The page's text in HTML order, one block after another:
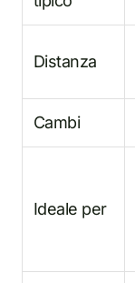
Distanza
Cambi
Ideale per